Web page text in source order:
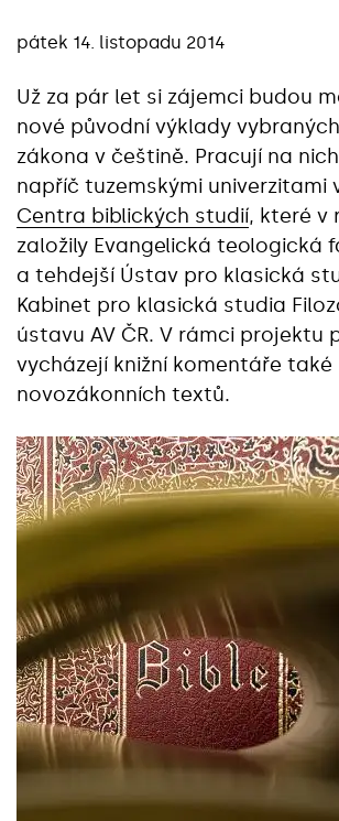
pátek 14. listopadu 2014
Už za pár let si zájemci budou
nové původní výklady
zákona v češtině. Pracují na
napříč tuzemskými univerzitami
Centra biblických studií, které v
založily Evangelická teologická
a tehdejší Ústav pro klasická
Kabinet pro klasická studia
ústavu AV ČR. V rámci projektu
vycházejí knižní komentáře také
novozákonních textů.